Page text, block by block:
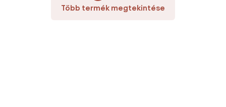
Több termék megtekintése